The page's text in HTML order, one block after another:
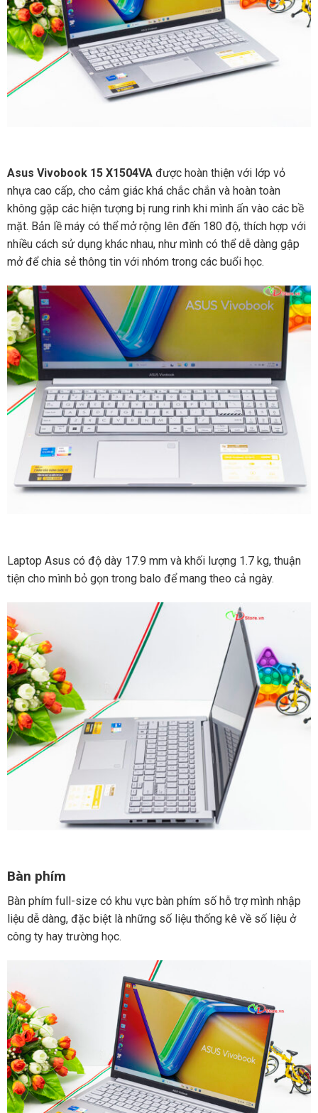
Asus Vivobook 15 X1504VA được hoàn thiện với lớp vỏ
nhựa cao cấp, cho cảm giác khá chắc chắn và hoàn toàn
không gặp các hiện tượng bị rung rinh khi mình ấn vào các bề
mặt. Bản lề máy có thể mở rộng lên đến 180 độ, thích hợp với
nhiều cách sử dụng khác nhau, như mình có thể dễ dàng gập
mở để chia sẻ thông tin với nhóm trong các buổi học.
Laptop Asus có độ dày 17.9 mm và khối lượng 1.7 kg, thuận
tiện cho mình bỏ gọn trong balo để mang theo cả ngày.
Bàn phím
Bàn phím full-size có khu vực bàn phím số hỗ trợ mình nhập
liệu dễ dàng, đặc biệt là những số liệu thống kê về số liệu ở
công ty hay trường học.